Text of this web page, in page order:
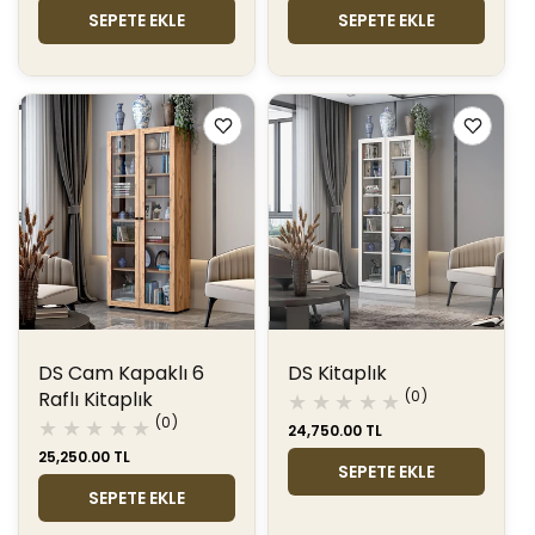
SEPETE EKLE SEPETE EKLE
(0)
değerlendirme
DS Cam Kapaklı 6
Raflı Kitaplık
Normal
fiyat
25,250.00 TL
SEPETE EKLE
(0)
DS Kitaplık
Normal
fiyat
24,750.00 TL
SEPETE EKLE